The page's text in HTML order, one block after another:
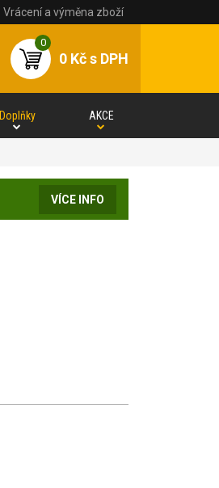
Vrácení a výměna zboží
0
0 Kčs DPH
Doplňky AKCE
VÍCE INFO